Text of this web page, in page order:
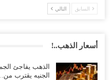
السابق التالي
أسعار الذهب..!
الذهب يفاجئ
الجنيه يقترب من…